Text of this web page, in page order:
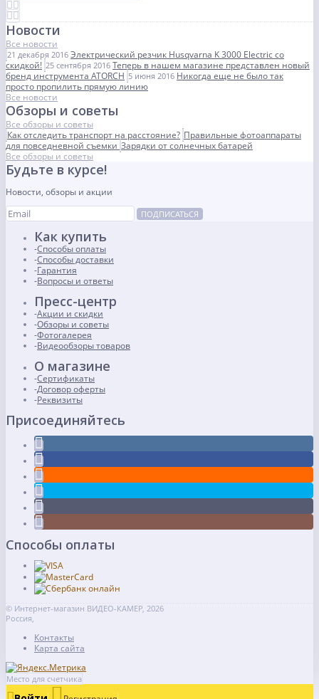
Новости
Все новости
21 декабря 2016 Электрический резчик Husqvarna K 3000 Electric со
скидкой! 25 сентября 2016 Теперь в нашем магазине представлен новый
бренд инструмента ATORCH 5 июня 2016 Никогда еще не было так
просто пропилить прямую линию
Все новости
Обзоры и советы
Все обзоры и советы
Как отследить транспорт на расстояние? Правильные фотоаппараты
для повседневной съемки Зарядки от солнечных батарей
Все обзоры и советы
Будьте в курсе!
Новости, обзоры и акции
ПОДПИСАТЬСЯ
Как купить
Способы оплаты
Способы доставки
Гарантия
Вопросы и ответы
Пресс-центр
Акции и скидки
Обзоры и советы
Фотогалерея
Видеообзоры товаров
О магазине
Сертификаты
Договор оферты
Реквизиты
Присоединяйтесь
Способы оплаты
© Интернет-магазин ВИДЕО-КАМЕР, 2026
Россия,
Контакты
Карта сайта
Место для счетчика